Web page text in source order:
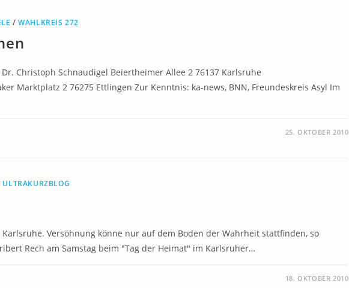
/WAHLKREIS 272
Christoph Schnaudigel Beiertheimer Allee 2 76137 Karlsruhe
Marktplatz 2 76275 Ettlingen Zur Kenntnis: ka-news, BNN, Freundeskreis Asyl Im
25. OKTOBER 2010
ULTRAKURZBLOG
Versöhnung könne nur auf dem Boden der Wahrheit stattfinden, so
Rech am Samstag beim "Tag der Heimat" im Karlsruher…
18. OKTOBER 2010